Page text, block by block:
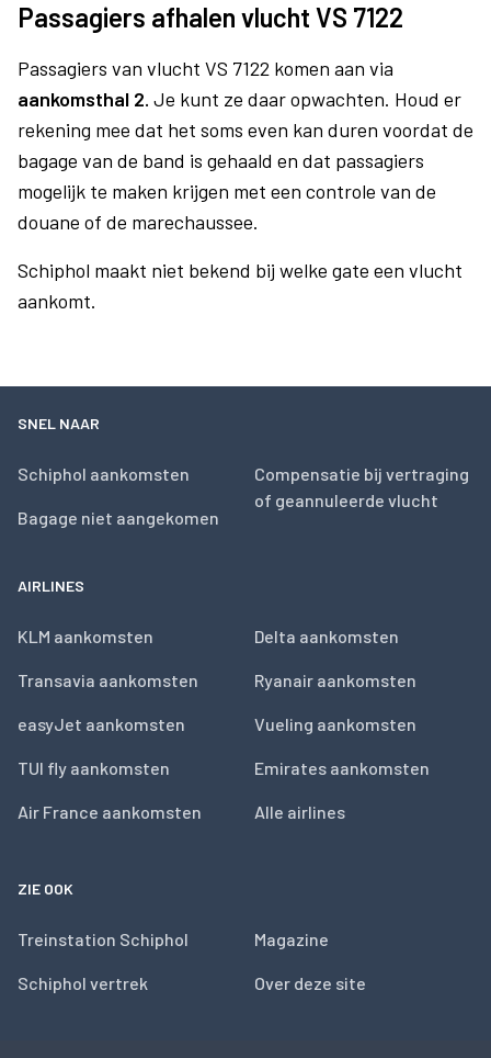
Passagiers afhalen vlucht VS 7122
Passagiers van vlucht VS 7122 komen aan via
aankomsthal 2. Je kunt ze daar opwachten. Houd er
rekening mee dat het soms even kan duren voordat de
bagage van de band is gehaald en dat passagiers
mogelijk te maken krijgen met een controle van de
douane of de marechaussee.
Schiphol maakt niet bekend bij welke gate een vlucht
aankomt.
SNEL NAAR
Schiphol aankomsten
Bagage niet aangekomen
Compensatie bij vertraging
of geannuleerde vlucht
AIRLINES
KLM aankomsten
Transavia aankomsten
easyJet aankomsten
TUI fly aankomsten
Air France aankomsten
Delta aankomsten
Ryanair aankomsten
Vueling aankomsten
Emirates aankomsten
Alle airlines
ZIE OOK
Treinstation Schiphol
Schiphol vertrek
Magazine
Over deze site